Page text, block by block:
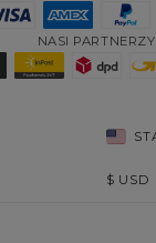
NASI PARTNERZY
$ USD